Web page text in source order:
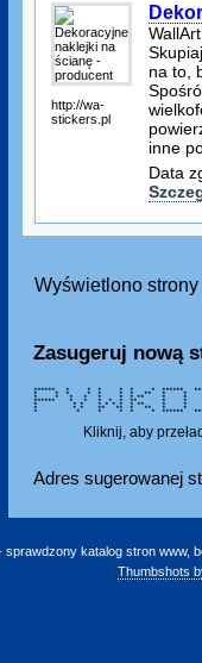
http://wa-
stickers.pl
na to,
inne
Data
Wyświetlono
Zasugeruj nową
****** * * * * * * ******
* * * * * * * **
* * * * * * * **
****** * * * * *
* * * * * * * *
* * * ** ** * ** *
* * * * * * ******
Kliknij, aby
Adres sugerowanej
sprawdzony katalog stron www,
Thumbshots